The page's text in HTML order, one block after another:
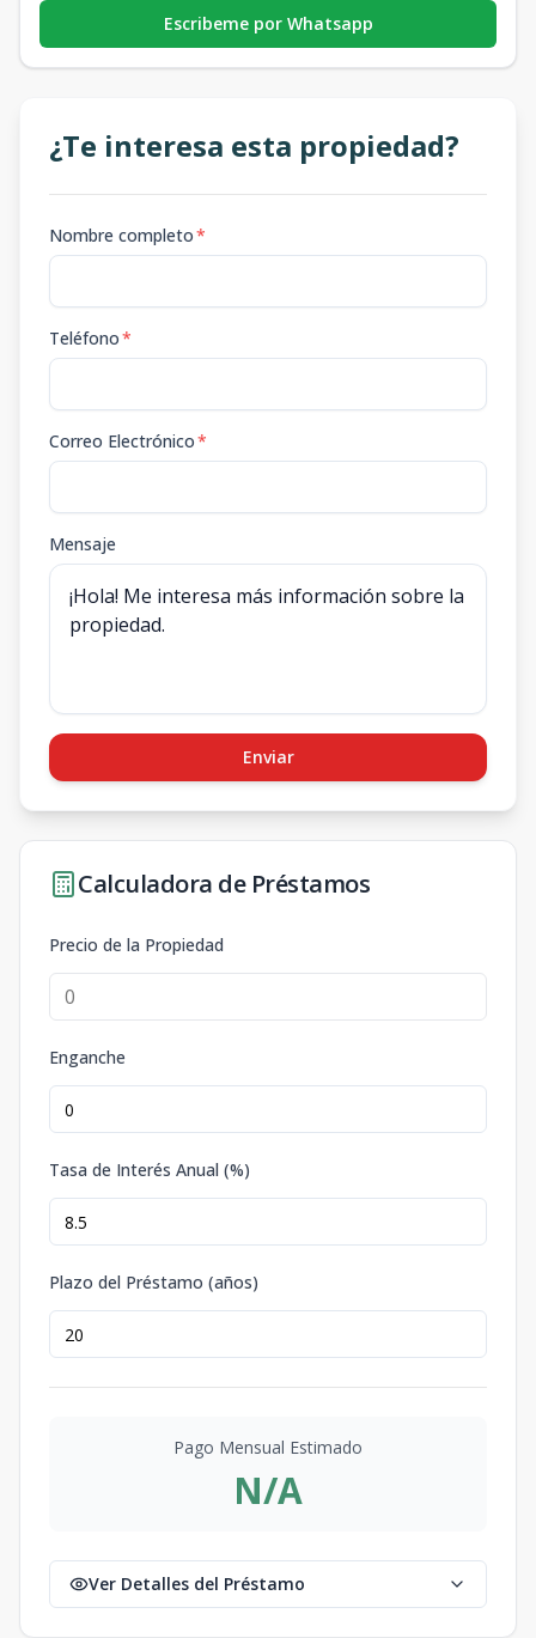
Escribeme por Whatsapp
¿Te interesa esta propiedad?
Nombre completo*
Teléfono*
Correo Electrónico*
Mensaje
Enviar
Calculadora de Préstamos
Precio de la Propiedad
Enganche
Tasa de Interés Anual (%)
Plazo del Préstamo (años)
Pago Mensual Estimado
N/A
Ver Detalles del Préstamo